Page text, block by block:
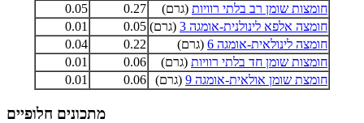
חומצות שומן רב בלתי רוויות (גרם) 0.27
0.05
חומצה אלפא לינולנית-אומגה 3
(גרם) 0.05
0.01
חומצה לינולאית-אומגה 6
(גרם) 0.22
0.04
חומצות שומן חד בלתי רוויות (גרם) 0.06
0.01
חומצת שומן אולאית-אומגה 9
(גרם) 0.06
0.01
מתכונים חלופיים